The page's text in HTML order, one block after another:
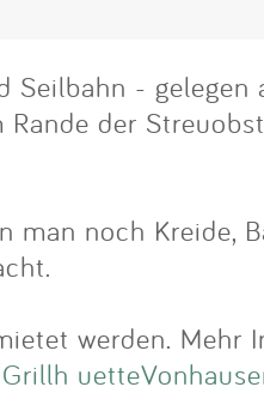
Seilbahn - gelegen
der
man noch Kreide,
werden. Mehr